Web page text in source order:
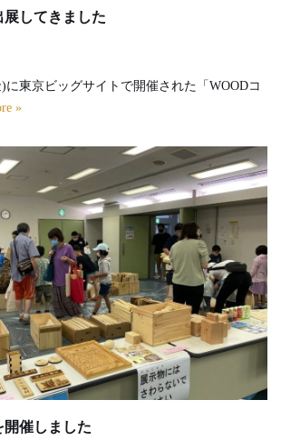
展してきました
に東京ビッグサイトで開催された「WOODコ
»
催しました